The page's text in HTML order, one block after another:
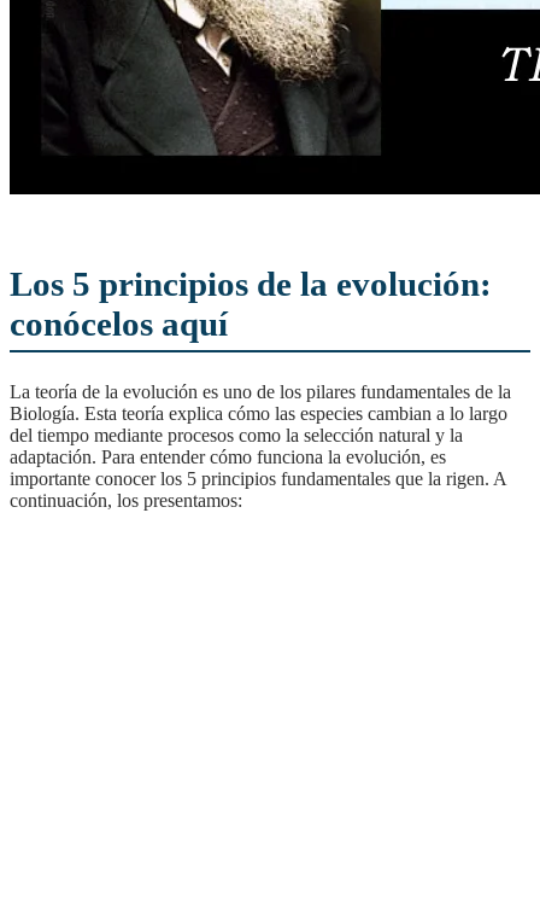
Los 5 principios de la evolución:
conócelos aquí
La teoría de la evolución es uno de los pilares fundamentales de la
Biología. Esta teoría explica cómo las especies cambian a lo largo
del tiempo mediante procesos como la selección natural y la
adaptación. Para entender cómo funciona la evolución, es
importante conocer los 5 principios fundamentales que la rigen. A
continuación, los presentamos: